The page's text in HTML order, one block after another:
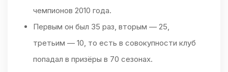
чемпионов 2010 года.
Первым он был 35 раз, вторым — 25,
третьим — 10, то есть в совокупности клуб
попадал в призёры в 70 сезонах.